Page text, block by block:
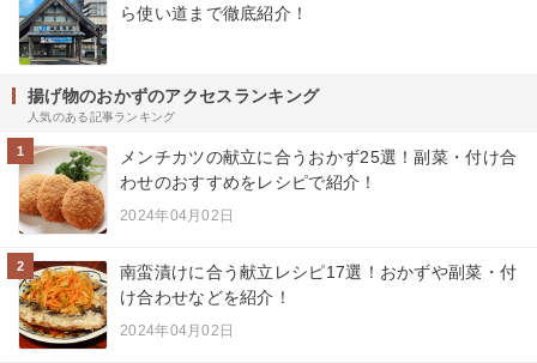
ら使い道まで徹底紹介！
揚げ物のおかずのアクセスランキング
人気のある記事ランキング
1
メンチカツの献立に合うおかず25選！副菜・付け合
わせのおすすめをレシピで紹介！
2024年04月02日
2
南蛮漬けに合う献立レシピ17選！おかずや副菜・付
け合わせなどを紹介！
2024年04月02日